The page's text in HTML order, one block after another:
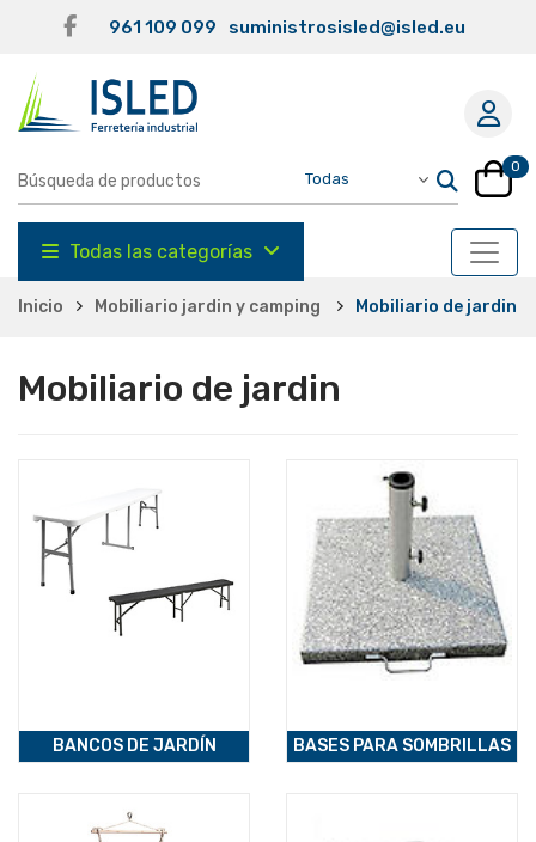
961 109 099 suministrosisled@isled.eu
0
Todas las categorías
Inicio Mobiliario jardin y camping Mobiliario de jardin
Mobiliario de jardin
BANCOS DE JARDÍN BASES PARA SOMBRILLAS